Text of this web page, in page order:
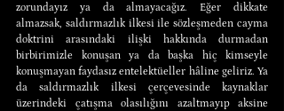
zorundayız ya da almayacağız. Eğer dikkate
almazsak, saldırmazlık ilkesi ile sözleşmeden cayma
doktrini arasındaki ilişki hakkında durmadan
birbirimizle konuşan ya da başka hiç kimseyle
konuşmayan faydasız entelektüeller hâline geliriz. Ya
da saldırmazlık ilkesi çerçevesinde kaynaklar
üzerindeki çatışma olasılığını azaltmayıp aksine